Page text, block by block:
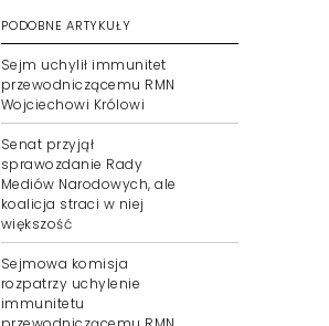
PODOBNE ARTYKUŁY
Sejm uchylił immunitet
przewodniczącemu RMN
Wojciechowi Królowi
Senat przyjął
sprawozdanie Rady
Mediów Narodowych, ale
koalicja straci w niej
większość
Sejmowa komisja
rozpatrzy uchylenie
immunitetu